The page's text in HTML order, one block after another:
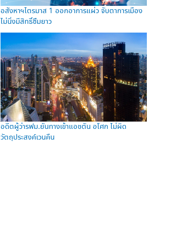
อสังหาฯไตรมาส 1 ออกอาการแผ่ว จับตาการเมือง
ไม่นิ่งมีสิทธิ์ซึมยาว
อดีตผู้ว่ารฟม.ยันทางเข้าแอชตัน อโศก ไม่ผิด
วัตถุประสงค์เวนคืน